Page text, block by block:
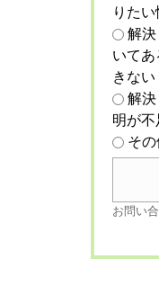
りた
解
いて
きない
解
明が
そ
お問い